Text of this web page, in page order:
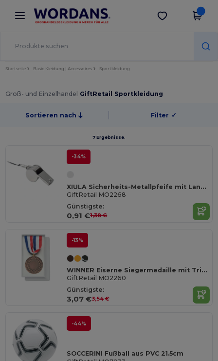
× Wordans App
Bessere Preise in der App!
App holen
Startseite Basic Kleidung | Accessoires Sportkleidung
Groß- und Einzelhandel GiftRetail Sportkleidung
Sortieren nach Filter ✓
7 Ergebnisse.
-34%
XIULA Sicherheits-Metallpfeife mit Lanyard
GiftRetail MO2268
Günstigste:
0,91 €1,38 €
-13%
WINNER Eiserne Siegermedaille mit Trikolore-Band
GiftRetail MO2260
Günstigste:
3,07 €3,54 €
-44%
SOCCERINI Fußball aus PVC 21.5cm